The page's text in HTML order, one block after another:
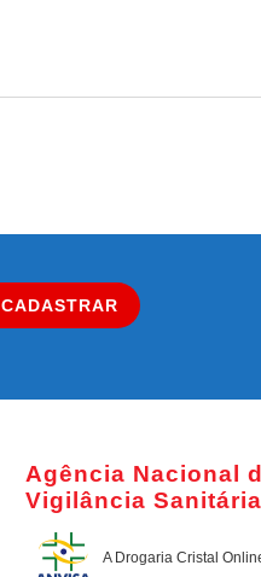
CADASTRAR
Agência Nacional
Vigilância Sanitária
A Drogaria Cristal